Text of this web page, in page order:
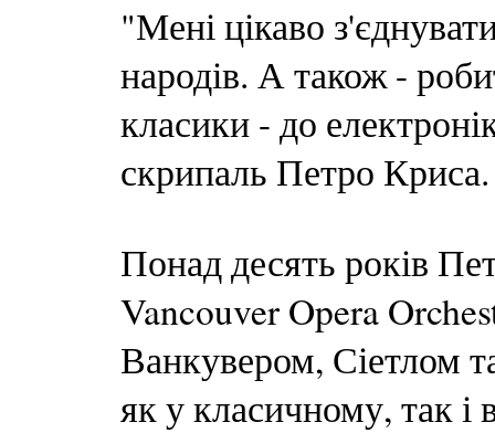
"Мені цікаво
народів. А також -
класики - до
скрипаль Петро Криса.
Понад десять років
Vancouver Opera
Ванкувером, Сіетлом
як у класичному, так